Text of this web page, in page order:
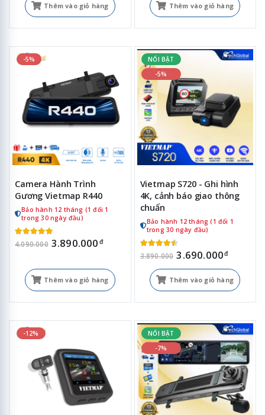
Thêm vào giỏ hàng Thêm vào giỏ hàng
-5%
Camera Hành Trình
Gương Vietmap R440
Bảo hành 12 tháng (1 đổi 1
trong 30 ngày đầu)
4.090.000 3.890.000 đ
Thêm vào giỏ hàng
NỔI BẬT
-5%
Vietmap S720 - Ghi hình
4K, cảnh báo giao thông
chuẩn
Bảo hành 12 tháng (1 đổi 1
trong 30 ngày đầu)
3.890.000 3.690.000đ
Thêm vào giỏ hàng
-12%
NỔI BẬT
-7%